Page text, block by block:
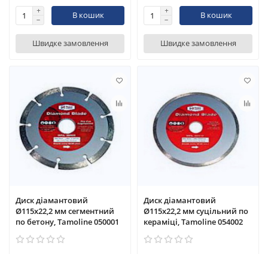
В кошик
Швидке замовлення
В кошик
Швидке замовлення
Диск діамантовий
Ø115x22,2 мм сегментний
по бетону, Tamoline 050001
Диск діамантовий
Ø115x22,2 мм суцільний по
кераміці, Tamoline 054002